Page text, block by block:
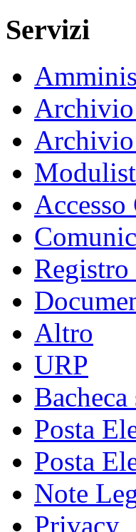
Servizi
Archivio
Altro
URP
Posta
Posta
Note
Privacy